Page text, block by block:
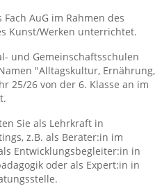
AuG im Rahmen des
Kunst/Werken unterrichtet.
und Gemeinschaftsschulen
"Alltagskultur, Ernährung,
25/26 von der 6. Klasse an im
Sie als Lehrkraft in
z.B. als Berater:in im
Entwicklungsbegleiter:in in
oder als Expert:in in